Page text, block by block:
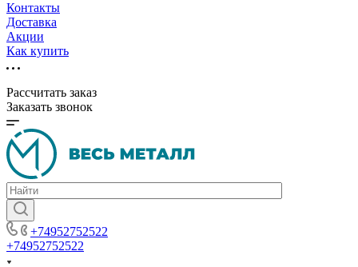
Контакты
Доставка
Акции
Как купить
Рассчитать заказ
Заказать звонок
+74952752522
+74952752522